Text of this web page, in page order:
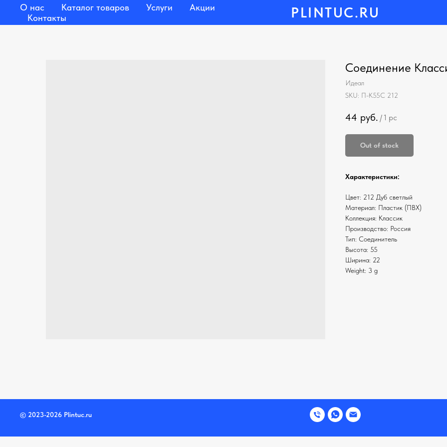
PLINTUC.RU
О нас Каталог товаров Услуги
Акции
Контакты
Соединение
Идеал
SKU: П-К55С 212
44 руб. / 1 pc
Out of stock
Характеристики:
Цвет: 212 Дуб светлый
Материал: Пластик (ПВХ)
Коллекция: Классик
Производство: Россия
Тип: Соединитель
Высота: 55
Ширина: 22
Weight: 3 g
© 2023-2026 Plintuc.ru